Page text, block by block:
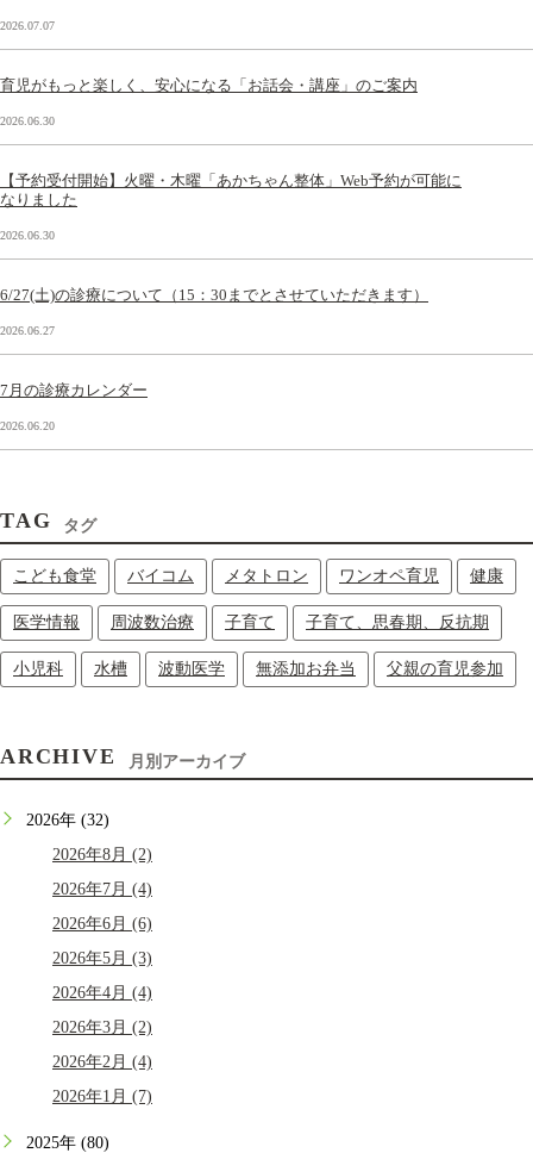
2026.07.07
育児がもっと楽しく、安心になる「お話会・講座」のご案内
2026.06.30
【予約受付開始】火曜・木曜「あかちゃん整体」Web予約が可能に
なりました
2026.06.30
6/27(土)の診療について（15：30までとさせていただきます）
2026.06.27
7月の診療カレンダー
2026.06.20
TAG タグ
こども食堂 バイコム メタトロン ワンオペ育児 健康
医学情報 周波数治療 子育て 子育て、思春期、反抗期
小児科 水槽 波動医学 無添加お弁当 父親の育児参加
ARCHIVE 月別アーカイブ
2026年 (32)
2026年8月 (2)
2026年7月 (4)
2026年6月 (6)
2026年5月 (3)
2026年4月 (4)
2026年3月 (2)
2026年2月 (4)
2026年1月 (7)
2025年 (80)